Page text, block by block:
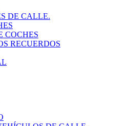
DE CALLE.
COCHES
RECUERDOS